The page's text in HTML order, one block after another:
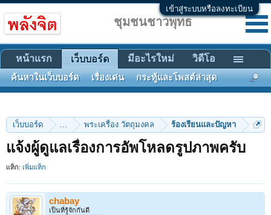
เข้าสู่ระบบหรือลงทะเบียน
เว็บบอร์ด ... พระเครื่อง วัตถุมงคล ร้องเรียนและปัญหา
แจ้งผู้ดูแลเรื่องการอัพโหลดรูปภาพครับ
แท็ก: เพิ่มแท็ก
chabay
เป็นที่รู้จักกันดี
ชุมชนชาวพุทธ
หน้าแรก เว็บบอร์ด
ค้นหาในเว็บบอร์ด เรื่องเด่น กระทู้และโพสต์ล่าสุด
มีอะไรใหม่ วิดีโอ